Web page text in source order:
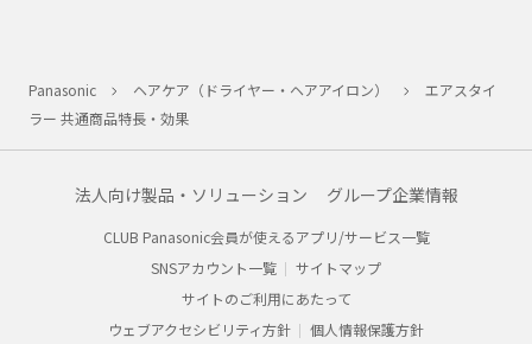
Panasonic ヘアケア（ドライヤー・ヘアアイロン）
エアスタイ
ラー 共通商品特長・効果
法人向け製品・ソリューション グループ企業情報
CLUB Panasonic会員が使えるアプリ/サービス一覧
SNSアカウント一覧
サイトマップ
サイトのご利用にあたって
ウェブアクセシビリティ方針
個人情報保護方針